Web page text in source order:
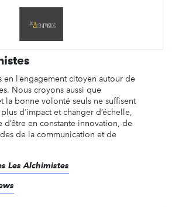
en l’engagement citoyen autour de
Nous croyons aussi que
la bonne volonté seuls ne suffisent
d’impact et changer d’échelle,
d’être en constante innovation, de
de la communication et de
Les Alchimistes